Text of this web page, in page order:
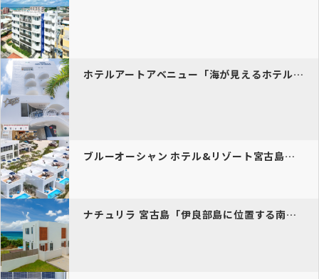
ホテルアートアベニュー「海が見えるホテルを宮古島散策の活動拠点に 島…
ブルーオーシャン ホテル&リゾート宮古島「宮古島ならではの青…
ナチュリラ 宮古島「伊良部島に位置する南国の別荘型宿泊施設」